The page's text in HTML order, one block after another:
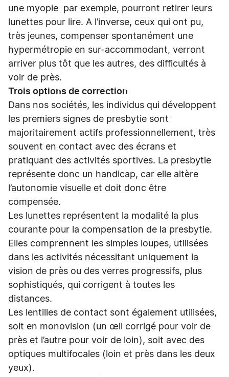
une myopie par exemple, pourront retirer leurs
lunettes pour lire. A l’inverse, ceux qui ont pu,
très jeunes, compenser spontanément une
hypermétropie en sur-accommodant, verront
arriver plus tôt que les autres, des difficultés à
voir de près.
Trois options de correction
Dans nos sociétés, les individus qui développent
les premiers signes de presbytie sont
majoritairement actifs professionnellement, très
souvent en contact avec des écrans et
pratiquant des activités sportives. La presbytie
représente donc un handicap, car elle altère
l’autonomie visuelle et doit donc être
compensée.
Les lunettes représentent la modalité la plus
courante pour la compensation de la presbytie.
Elles comprennent les simples loupes, utilisées
dans les activités nécessitant uniquement la
vision de près ou des verres progressifs, plus
sophistiqués, qui corrigent à toutes les
distances.
Les lentilles de contact sont également utilisées,
soit en monovision (un œil corrigé pour voir de
près et l’autre pour voir de loin), soit avec des
optiques multifocales (loin et près dans les deux
yeux).